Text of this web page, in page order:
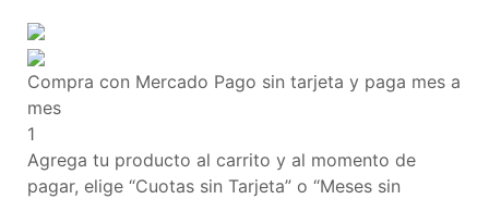
Compra con Mercado Pago sin tarjeta y paga mes a
mes
1
Agrega tu producto al carrito y al momento de
pagar, elige “Cuotas sin Tarjeta” o “Meses sin